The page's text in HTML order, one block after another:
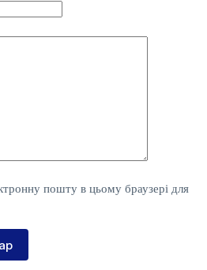
пошту в цьому браузері для